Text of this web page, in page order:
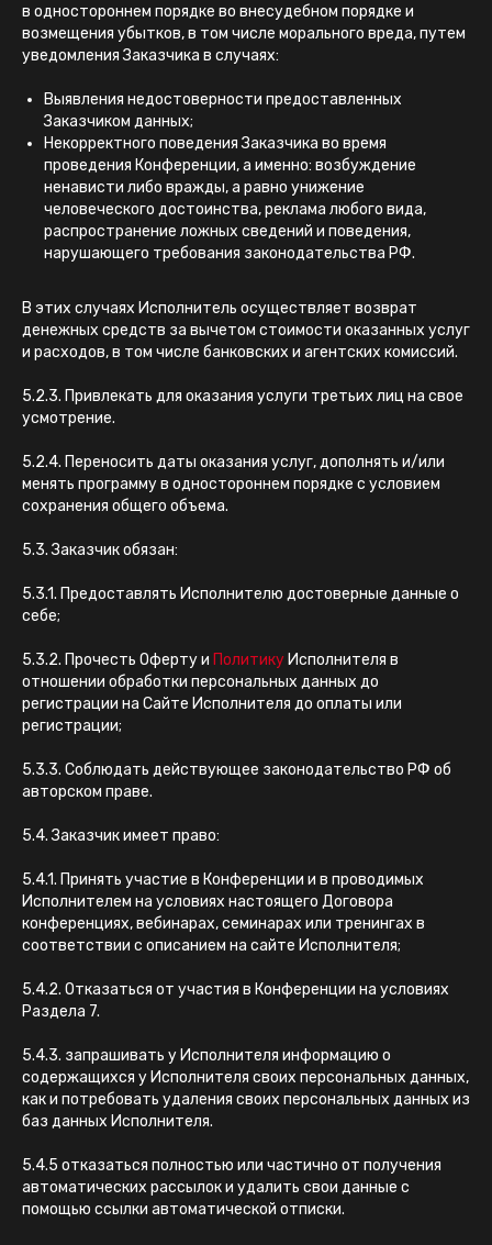
в одностороннем порядке во внесудебном порядке и
возмещения убытков, в том числе морального вреда, путем
уведомления Заказчика в случаях:
Выявления недостоверности предоставленных
Заказчиком данных;
Некорректного поведения Заказчика во время
проведения Конференции, а именно: возбуждение
ненависти либо вражды, а равно унижение
человеческого достоинства, реклама любого вида,
распространение ложных сведений и поведения,
нарушающего требования законодательства РФ.
В этих случаях Исполнитель осуществляет возврат
денежных средств за вычетом стоимости оказанных услуг
и расходов, в том числе банковских и агентских комиссий.
5.2.3. Привлекать для оказания услуги третьих лиц на свое
усмотрение.
5.2.4. Переносить даты оказания услуг, дополнять и/или
менять программу в одностороннем порядке с условием
сохранения общего объема.
5.3. Заказчик обязан:
5.3.1. Предоставлять Исполнителю достоверные данные о
себе;
5.3.2. Прочесть Оферту и Политику Исполнителя в
отношении обработки персональных данных до
регистрации на Сайте Исполнителя до оплаты или
регистрации;
5.3.3. Соблюдать действующее законодательство РФ об
авторском праве.
5.4. Заказчик имеет право:
5.4.1. Принять участие в Конференции и в проводимых
Исполнителем на условиях настоящего Договора
конференциях, вебинарах, семинарах или тренингах в
соответствии с описанием на сайте Исполнителя;
5.4.2. Отказаться от участия в Конференции на условиях
Раздела 7.
5.4.3. запрашивать у Исполнителя информацию о
содержащихся у Исполнителя своих персональных данных,
как и потребовать удаления своих персональных данных из
баз данных Исполнителя.
5.4.5 отказаться полностью или частично от получения
автоматических рассылок и удалить свои данные с
помощью ссылки автоматической отписки.